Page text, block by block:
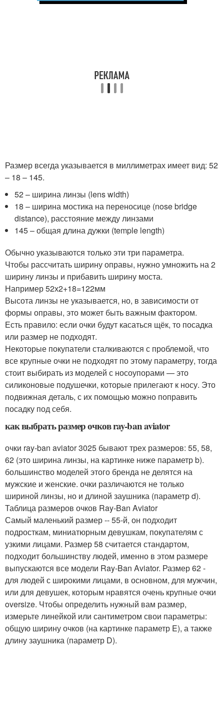
Размер всегда указывается в миллиметрах имеет вид: 52
– 18 – 145.
52 – ширина линзы (lens width)
18 – ширина мостика на переносице (nose bridge
distance), расстояние между линзами
145 – общая длина дужки (temple length)
Обычно указываются только эти три параметра.
Чтобы рассчитать ширину оправы, нужно умножить на 2
ширину линзы и прибавить ширину моста.
Например 52х2+18=122мм
Высота линзы не указывается, но, в зависимости от
формы оправы, это может быть важным фактором.
Есть правило: если очки будут касаться щёк, то посадка
или размер не подходят.
Некоторые покупатели сталкиваются с проблемой, что
все крупные очки не подходят по этому параметру, тогда
стоит выбирать из моделей с носоупорами — это
силиконовые подушечки, которые прилегают к носу. Это
подвижная деталь, с их помощью можно поправить
посадку под себя.
как выбрать размер очков ray-ban aviator
очки ray-ban aviator 3025 бывают трех размеров: 55, 58,
62 (это ширина линзы, на картинке ниже параметр b).
большинство моделей этого бренда не делятся на
мужские и женские. очки различаются не только
шириной линзы, но и длиной заушника (параметр d).
Таблица размеров очков Ray-Ban Aviator
Самый маленький размер -- 55-й, он подходит
подросткам, миниатюрным девушкам, покупателям с
узкими лицами. Размер 58 считается стандартом,
подходит большинству людей, именно в этом размере
выпускаются все модели Ray-Ban Aviator. Размер 62 -
для людей с широкими лицами, в основном, для мужчин,
или для девушек, которым нравятся очень крупные очки
oversize. Чтобы определить нужный вам размер,
измерьте линейкой или сантиметром свои параметры:
общую ширину очков (на картинке параметр E), а также
длину заушника (параметр D).